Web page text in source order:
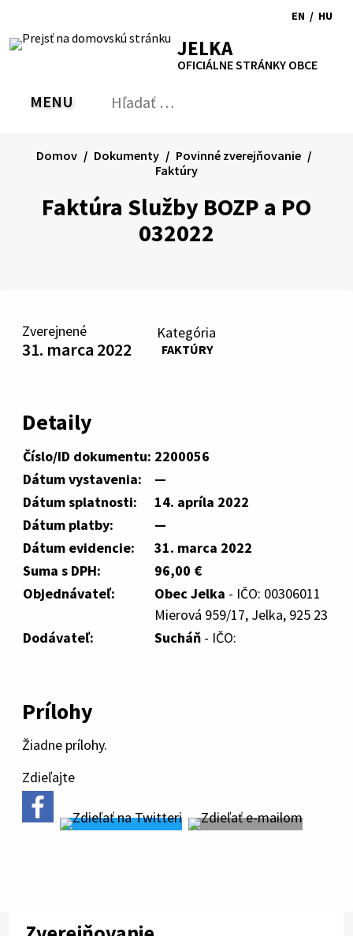
obsah
RSS MapaTlačiť
Zvýšiť
kontrast
písmapísma
EN
to
/ HU
JELKA
OFICIÁLNE STRÁNKY OBCE
PREPNÚŤ
MENU Hľadať:
Faktúra Služby BOZP a PO
032022
Domov Dokumenty
Povinné zverejňovanie
Faktúry
Zverejnené
31. marca 2022
Kategória
FAKTÚRY
Detaily
Číslo/ID dokumentu: 2200056
Dátum vystavenia:
—
Dátum splatnosti:
14. apríla 2022
Dátum platby:
—
Dátum evidencie:
31. marca 2022
Suma s DPH:
96,00 €
Objednávateľ:
Obec Jelka - IČO: 00306011
Mierová 959/17, Jelka, 925 23
Dodávateľ:
Sucháň - IČO:
Prílohy
Žiadne prílohy.
Zdieľajte